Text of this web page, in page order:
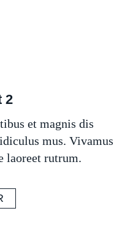
2
et magnis dis
mus. Vivamus
laoreet rutrum.